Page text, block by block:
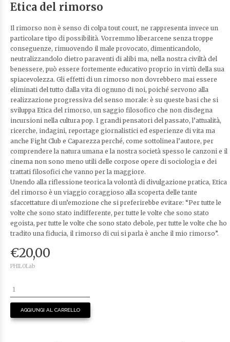
Etica del rimorso
Il rimorso non è senso di colpa tout court, ne rappresenta invece un
particolare tipo di possibilità. Vorremmo liberarcene senza troppe
conseguenze, rimuovendo il male provocato, dimenticandolo,
neutralizzandolo dietro paraventi di alibi ma, nella nostra civiltà del
benessere, può essere fortemente educativo proprio in virtù della sua
spiacevolezza. Gli effetti di un rimorso non dovrebbero mai essere
eliminati del tutto dalla vita di ognuno di noi, poiché servono alla
realizzazione progressiva del senso morale: è su queste basi che si
sviluppa Etica del rimorso, un saggio filosofico che non disdegna
incursioni nella cultura pop. I grandi pensatori del passato, l’attualità,
ricerche, indagini, reportage giornalistici ed esperienze di vita ma
anche Fight Club e Caparezza perché, come sottolinea l’autore, per
comprendere la natura umana e la nostra società spesso le canzoni e il
cinema non sono meno utili delle corpose opere di sociologia e dei
trattati filosofici che vanno per la maggiore.
Unendo alla riflessione teorica la volontà di divulgazione pratica, Etica
del rimorso è un viaggio coraggioso alla scoperta delle tante
sfaccettature di un’emozione che si preferirebbe evitare: “Per tutte le
volte che sono stato indifferente, per tutte le volte che sono stato
egoista, per tutte le volte che sono stato debole, per tutte le volte che ho
tradito una fiducia, il rimorso di cui si parla è anche il mio rimorso”.
€20,00
PHILOLab
AGGIUNGI AL CARRELLO